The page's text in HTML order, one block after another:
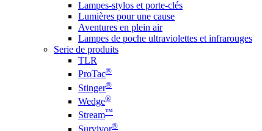
Lampes-stylos et porte-clés
Lumières pour une cause
Aventures en plein air
Lampes de poche ultraviolettes et infrarouges
Serie de produits
TLR
ProTac®
Stinger®
Wedge®
Stream™
Survivor®